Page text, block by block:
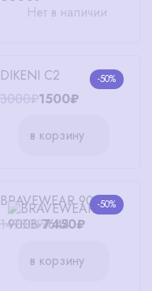
Нет в наличии
-50%
DIKENI C2
3000₽1500₽
в корзину
-50%
BRAVEWEAR 9008
14900₽7450₽
в корзину